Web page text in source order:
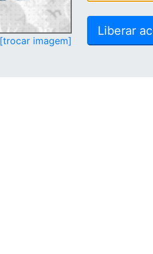
[trocar imagem]